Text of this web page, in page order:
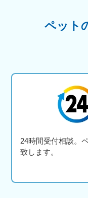
ペット
24時間受付相談。
致します。